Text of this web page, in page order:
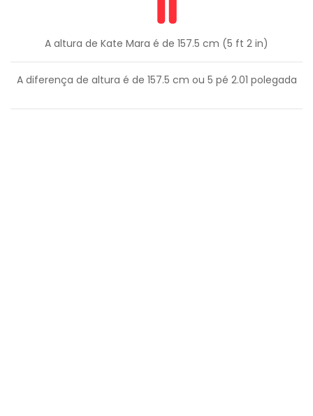
A altura de Kate Mara é de 157.5 cm (5 ft 2 in)
A diferença de altura é de 157.5 cm ou 5 pé 2.01 polegada